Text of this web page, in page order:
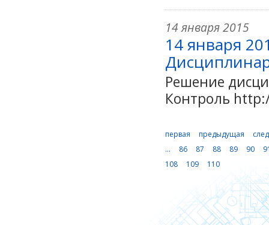
14 января 2015
14 января
Решение
Контроль
первая предыдущая
...
86 87 88 89 90
108
109 110